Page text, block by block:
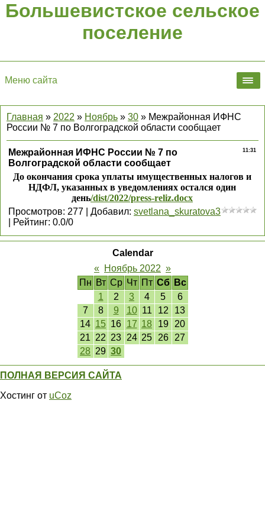
Большевистское сельское
поселение
Меню сайта
Главная » 2022 » Ноябрь » 30 » Межрайонная ИФНС
России № 7 по Волгоградской области сообщает
11:31
Межрайонная ИФНС России № 7 по
Волгоградской области сообщает
До окончания срока уплаты имущественных налогов и
НДФЛ, указанных в уведомлениях остался один
день/dist/2022/press-reliz.docx
Просмотров: 277 Добавил: svetlana_skuratova3
Рейтинг: 0.0/0
Calendar
« Ноябрь 2022 »
Пн Вт Ср Чт Пт Сб
Вс
1
2 3 4 5
6
7
8 9 10 11 12
13
14 15 16 17 18 19
20
21 22 23 24 25 26
27
28 29 30
ПОЛНАЯ ВЕРСИЯ САЙТА
Хостинг от uCoz